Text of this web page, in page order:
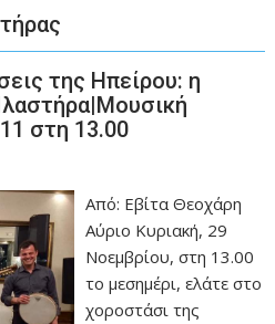
της Ηπείρου: η
στη 13.00
Από: Εβίτα Θεοχάρη
Αύριο Κυριακή, 29
Νοεμβρίου, στη 13.00
το μεσημέρι, ελάτε στο
χοροστάσι της